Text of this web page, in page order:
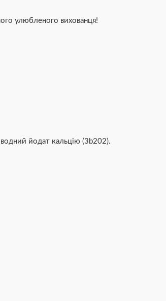
улюбленого вихованця!
йодат кальцію (3b202).